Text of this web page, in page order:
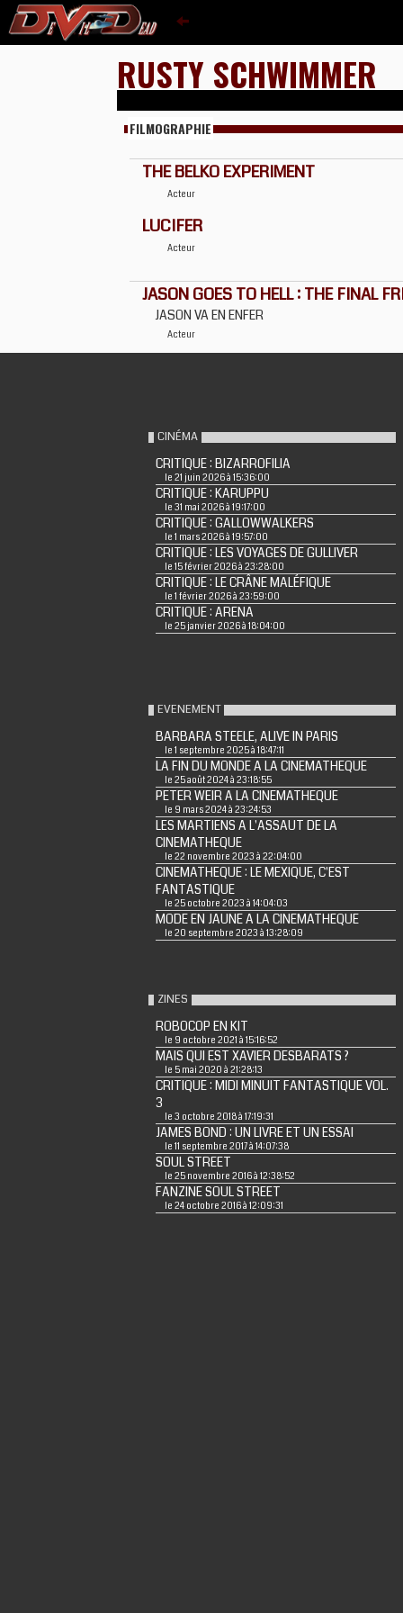
RUSTY SCHWIMMER
FILMOGRAPHIE
THE BELKO EXPERIMENT
Acteur
LUCIFER
Acteur
JASON GOES TO HELL : THE FINAL
JASON VA EN ENFER
Acteur
CINÉMA
CRITIQUE : BIZARROFILIA
le 21 juin 2026 à 15:36:00
CRITIQUE : KARUPPU
le 31 mai 2026 à 19:17:00
CRITIQUE : GALLOWWALKERS
le 1 mars 2026 à 19:57:00
CRITIQUE : LES VOYAGES DE GULLIVER
le 15 février 2026 à 23:28:00
CRITIQUE : LE CRÂNE MALÉFIQUE
le 1 février 2026 à 23:59:00
CRITIQUE : ARENA
le 25 janvier 2026 à 18:04:00
EVENEMENT
BARBARA STEELE, ALIVE IN PARIS
le 1 septembre 2025 à 18:47:11
LA FIN DU MONDE A LA CINEMATHEQUE
le 25 août 2024 à 23:18:55
PETER WEIR A LA CINEMATHEQUE
le 9 mars 2024 à 23:24:53
LES MARTIENS A L'ASSAUT DE LA
CINEMATHEQUE
le 22 novembre 2023 à 22:04:00
CINEMATHEQUE : LE MEXIQUE, C'EST
FANTASTIQUE
le 25 octobre 2023 à 14:04:03
MODE EN JAUNE A LA CINEMATHEQUE
le 20 septembre 2023 à 13:28:09
ZINES
ROBOCOP EN KIT
le 9 octobre 2021 à 15:16:52
MAIS QUI EST XAVIER DESBARATS ?
le 5 mai 2020 à 21:28:13
CRITIQUE : MIDI MINUIT FANTASTIQUE VOL.
3
le 3 octobre 2018 à 17:19:31
JAMES BOND : UN LIVRE ET UN ESSAI
le 11 septembre 2017 à 14:07:38
SOUL STREET
le 25 novembre 2016 à 12:38:52
FANZINE SOUL STREET
le 24 octobre 2016 à 12:09:31